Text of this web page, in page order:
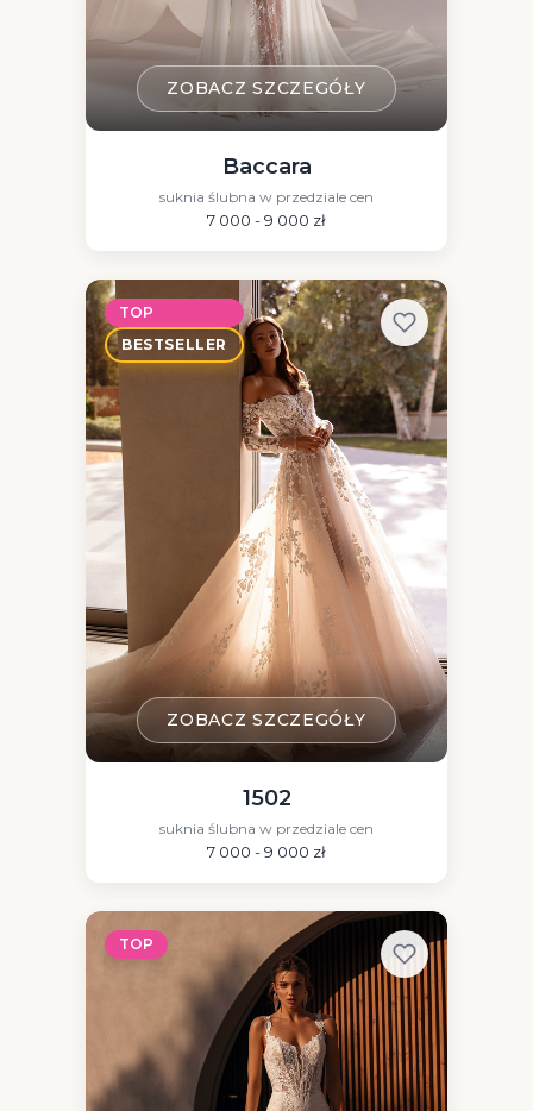
ZOBACZ SZCZEGÓŁY
Baccara
suknia ślubna w przedziale cen
7 000 - 9 000 zł
TOP
BESTSELLER
ZOBACZ SZCZEGÓŁY
1502
suknia ślubna w przedziale cen
7 000 - 9 000 zł
TOP